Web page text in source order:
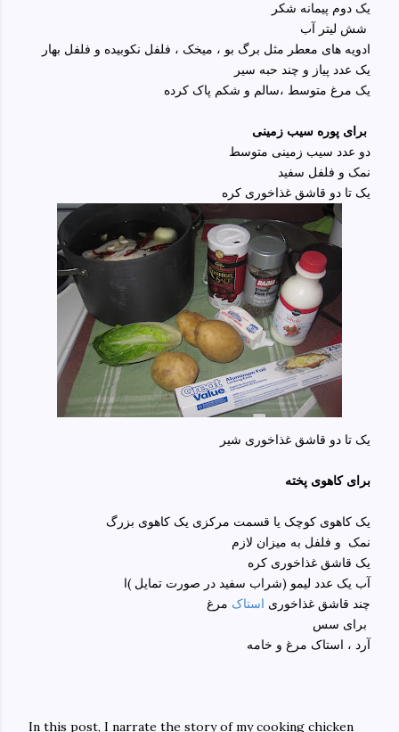
یک دوم پیمانه شکر
ادویه های معطر مثل برگ بو ، میخک ، فلفل نکوبیده و فلفل بهار
یک عدد پیاز و چند حبه سیر
یک مرغ متوسط ،سالم و شکم پاک کرده
دو عدد سیب زمینی متوسط
نمک و فلفل سفید
یک تا دو قاشق غذاخوری کره
یک تا دو قاشق غذاخوری شیر
برای کاهوی پخته
یک کاهوی کوچک یا قسمت مرکزی یک کاهوی بزرگ
نمک و فلفل به میزان لازم
یک قاشق غذاخوری کره
آب یک عدد لیمو (شراب سفید در صورت تمایل )ا
چند قاشق غذاخوری استاک مرغ
آرد ، استاک مرغ و خامه
In this post, I narrate the story of my cooking chicken